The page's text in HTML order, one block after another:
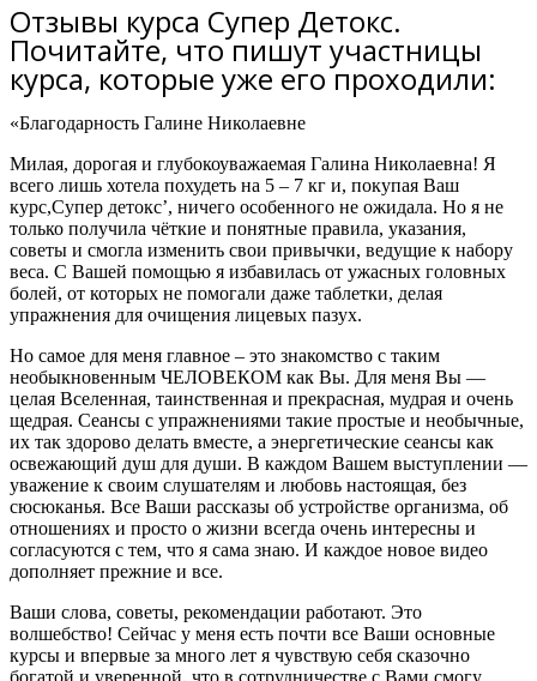
Отзывы курса Супер Детокс.
Почитайте, что пишут участницы
курса, которые уже его проходили:
«Благодарность Галине Николаевне
Милая, дорогая и глубокоуважаемая Галина Николаевна! Я
всего лишь хотела похудеть на 5 – 7 кг и, покупая Ваш
курс,Супер детокс’, ничего особенного не ожидала. Но я не
только получила чёткие и понятные правила, указания,
советы и смогла изменить свои привычки, ведущие к набору
веса. С Вашей помощью я избавилась от ужасных головных
болей, от которых не помогали даже таблетки, делая
упражнения для очищения лицевых пазух.
Но самое для меня главное – это знакомство с таким
необыкновенным ЧЕЛОВЕКОМ как Вы. Для меня Вы —
целая Вселенная, таинственная и прекрасная, мудрая и очень
щедрая. Сеансы с упражнениями такие простые и необычные,
их так здорово делать вместе, а энергетические сеансы как
освежающий душ для души. В каждом Вашем выступлении —
уважение к своим слушателям и любовь настоящая, без
сюсюканья. Все Ваши рассказы об устройстве организма, об
отношениях и просто о жизни всегда очень интересны и
согласуются с тем, что я сама знаю. И каждое новое видео
дополняет прежние и все.
Ваши слова, советы, рекомендации работают. Это
волшебство! Сейчас у меня есть почти все Ваши основные
курсы и впервые за много лет я чувствую себя сказочно
богатой и уверенной, что в сотрудничестве с Вами смогу